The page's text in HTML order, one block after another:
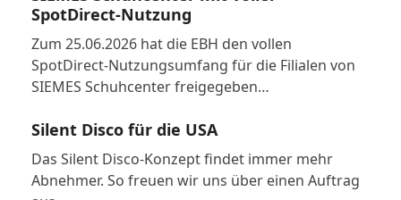
SpotDirect-Nutzung
Zum 25.06.2026 hat die EBH den vollen
SpotDirect-Nutzungsumfang für die Filialen von
SIEMES Schuhcenter freigegeben…
Silent Disco für die USA
Das Silent Disco-Konzept findet immer mehr
Abnehmer. So freuen wir uns über einen Auftrag